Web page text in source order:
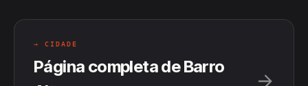
→ CIDADE
Página completa de Barro